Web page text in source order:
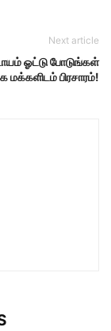
Next article
ஓட்டு போடுங்கள்
மக்களிடம் பிரசாரம்!